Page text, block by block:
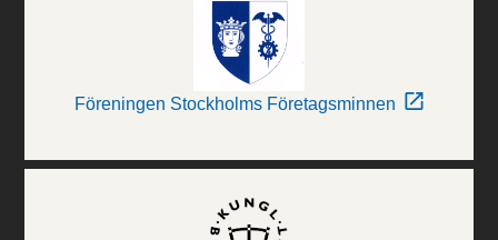
Föreningen Stockholms Företagsminnen